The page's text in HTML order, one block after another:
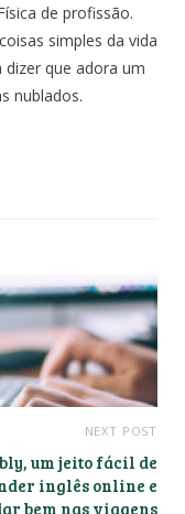
de profissão.
simples da vida
dizer que adora um
nublados.
NEXT POST
um jeito fácil de
inglês online e
bem nas viagens